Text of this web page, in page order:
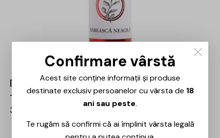
Domeniile Panciu – Riserva Băbească Neagră
– 0.75L
36,00
Confirmare vârstă
Acest site conține informații și produse
destinate exclusiv persoanelor cu vârsta de 18
ani sau peste.
Te rugăm să confirmi că ai împlinit vârsta legală